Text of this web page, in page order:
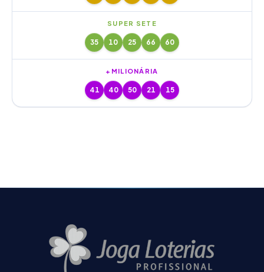
SUPER SETE
35 10 25 66 60
+MILIONÁRIA
41 40 50 21 15